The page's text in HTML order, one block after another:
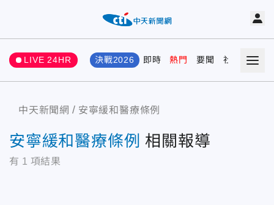
LIVE 24HR 決戰2026 即時 熱門 要聞 社會 娛樂
中天新聞網 安寧緩和醫療條例
安寧緩和醫療條例 相關報導
有 1 項結果